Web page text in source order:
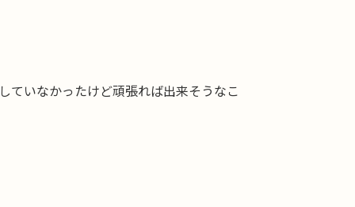
ていなかったけど頑張れば出来そうなこ